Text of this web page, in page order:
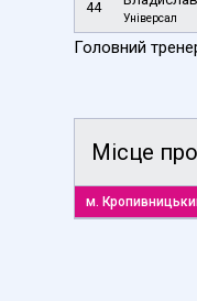
44
Універсал
Головний
Місце
м.